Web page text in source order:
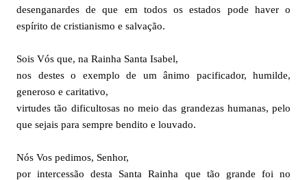
desenganardes de que em todos os estados pode haver o
espírito de cristianismo e salvação.
Sois Vós que, na Rainha Santa Isabel,
nos destes o exemplo de um ânimo pacificador, humilde,
generoso e caritativo,
virtudes tão dificultosas no meio das grandezas humanas, pelo
que sejais para sempre bendito e louvado.
Nós Vos pedimos, Senhor,
por intercessão desta Santa Rainha que tão grande foi no